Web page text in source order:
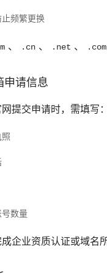
频繁更换
、 .cn 、 .net 、
申请信息
提交申请时，需填写：
数量
企业资质认证或域名